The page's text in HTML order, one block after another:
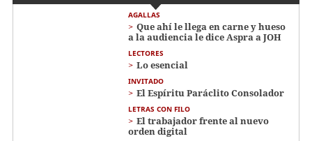
AGALLAS
Que ahí le llega en carne y hueso
a la audiencia le dice Aspra a JOH
LECTORES
Lo esencial
INVITADO
El Espíritu Paráclito Consolador
LETRAS CON FILO
El trabajador frente al nuevo
orden digital